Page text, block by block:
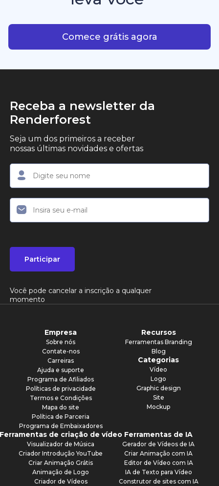
marketing que desejam produzir conteúdo em
vídeo profissional, com qualidade de estúdio, de
forma simples.
Comece grátis agora
Receba a newsletter da
Renderforest
Seja um dos primeiros a receber
nossas últimas novidades e ofertas
Participar
Você pode cancelar a inscrição a qualquer
momento
Empresa
Sobre nós
Contate-nos
Carreiras
Ajuda e suporte
Programa de Afiliados
Políticas de privacidade
Termos e Condições
Mapa do site
Política de Parceria
Programa de Embaixadores
Recursos
Ferramentas Branding
Blog
Categorias
Vídeo
Logo
Graphic design
Site
Mockup
de criação de vídeo
Visualizador de Música
Criador Introdução YouTube
Criar Animação Grátis
Animação de Logo
Criador de Vídeos
Ferramentas de IA
Gerador de Vídeos de IA
Criar Animação com IA
Editor de Vídeo com IA
IA de Texto para Vídeo
Construtor de sites com IA